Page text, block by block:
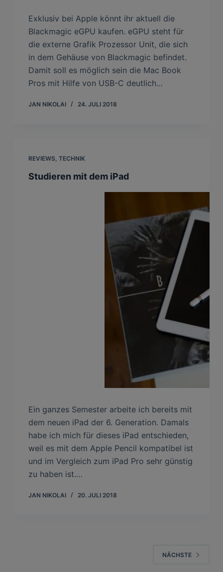
Exklusiv bei Apple könnt ihr aktuell die
Blackmagic eGPU kaufen. eGPU steht für
die externe Grafik Prozessor Unit, die sich
in dem Gehäuse von Blackmagic befindet.
Damit soll es möglich sein die Mac Book
Pros mit Hilfe von USB-C deutlich…
JAN NIKOLAI 24. JULI 2018
REVIEWS TECHNIK
Studieren mit dem iPad
Ein ganzes Semester arbeite ich bereits mit
dem neuen iPad der 6. Generation. Damals
habe ich mich für dieses iPad entschieden,
weil es mit dem Apple Pencil kompatibel ist
und im Vergleich zum iPad Pro sehr günstig
zu haben ist.…
JAN NIKOLAI 20. JULI 2018
NÄCHSTE